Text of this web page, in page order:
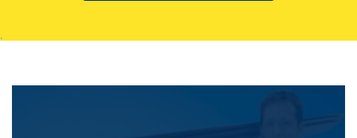
.